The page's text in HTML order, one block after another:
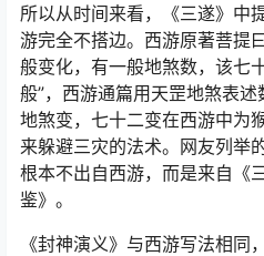
所以从时间来看，《三遂》中
游完全不搭边。西游原著菩提
般变化，有一般地煞数，该七
般”，西游通篇用天罡地煞表
地煞变，七十二变在西游中为
来躲避三灾的法术。网友列举
根本不出自西游，而是来自《
鉴》。
《封神演义》与西游写法相同